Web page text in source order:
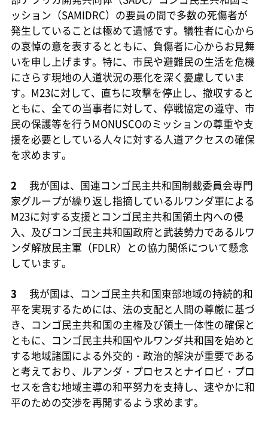
ッション（SAMIDRC）の要員の間で多数の死傷者が
発生していることは極めて遺憾です。犠牲者に心から
の哀悼の意を表するとともに、負傷者に心からお見舞
いを申し上げます。特に、市民や避難民の生活を危機
にさらす現地の人道状況の悪化を深く憂慮していま
す。M23に対して、直ちに攻撃を停止し、撤収すると
ともに、全ての当事者に対して、停戦協定の遵守、市
民の保護等を行うMONUSCOのミッションの尊重や支
援を必要としている人々に対する人道アクセスの確保
を求めます。
2
我が国は、国連コンゴ民主共和国制裁委員会専門
家グループが繰り返し指摘しているルワンダ軍による
M23に対する支援とコンゴ民主共和国領土内への侵
入、及びコンゴ民主共和国政府と武装勢力であるルワ
ンダ解放民主軍（FDLR）との協力関係について懸念
しています。
3
我が国は、コンゴ民主共和国東部地域の持続的和
平を実現するためには、法の支配と人間の尊厳に基づ
き、コンゴ民主共和国の主権及び領土一体性の確保と
ともに、コンゴ民主共和国やルワンダ共和国を始めと
する地域諸国による外交的・政治的解決が重要である
と考えており、ルアンダ・プロセスとナイロビ・プロ
セスを含む地域主導の和平努力を支持し、速やかに和
平のための交渉を再開するよう求めます。